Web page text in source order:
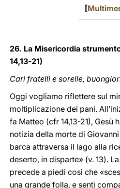
[
26. La Misericordia
14,13-21)
Cari fratelli e sorelle,
Oggi vogliamo riflettere sul
moltiplicazione dei pani.
fa Matteo (cfr 14,13-21), Gesù
notizia della morte di
barca attraversa il lago alla
deserto, in disparte» (v. 13).
precede a piedi così che
una grande folla, e sentì